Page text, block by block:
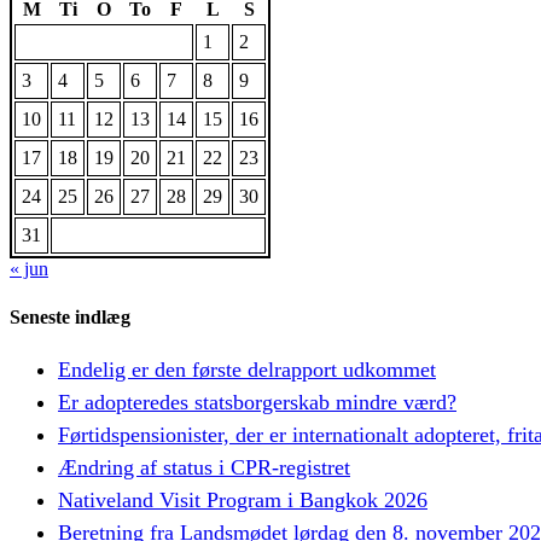
M
Ti O To F L
S
1
2
3
4 5 6 7 8
9
10
11 12 13 14 15
16
17
18 19 20 21 22
23
24
25 26 27 28 29
30
31
« jun
Seneste indlæg
Endelig er den første delrapport udkommet
Er adopteredes statsborgerskab mindre værd?
Førtidspensionister, der er internationalt adopteret,
Ændring af status i CPR-registret
Nativeland Visit Program i Bangkok 2026
Beretning fra Landsmødet lørdag den 8. november